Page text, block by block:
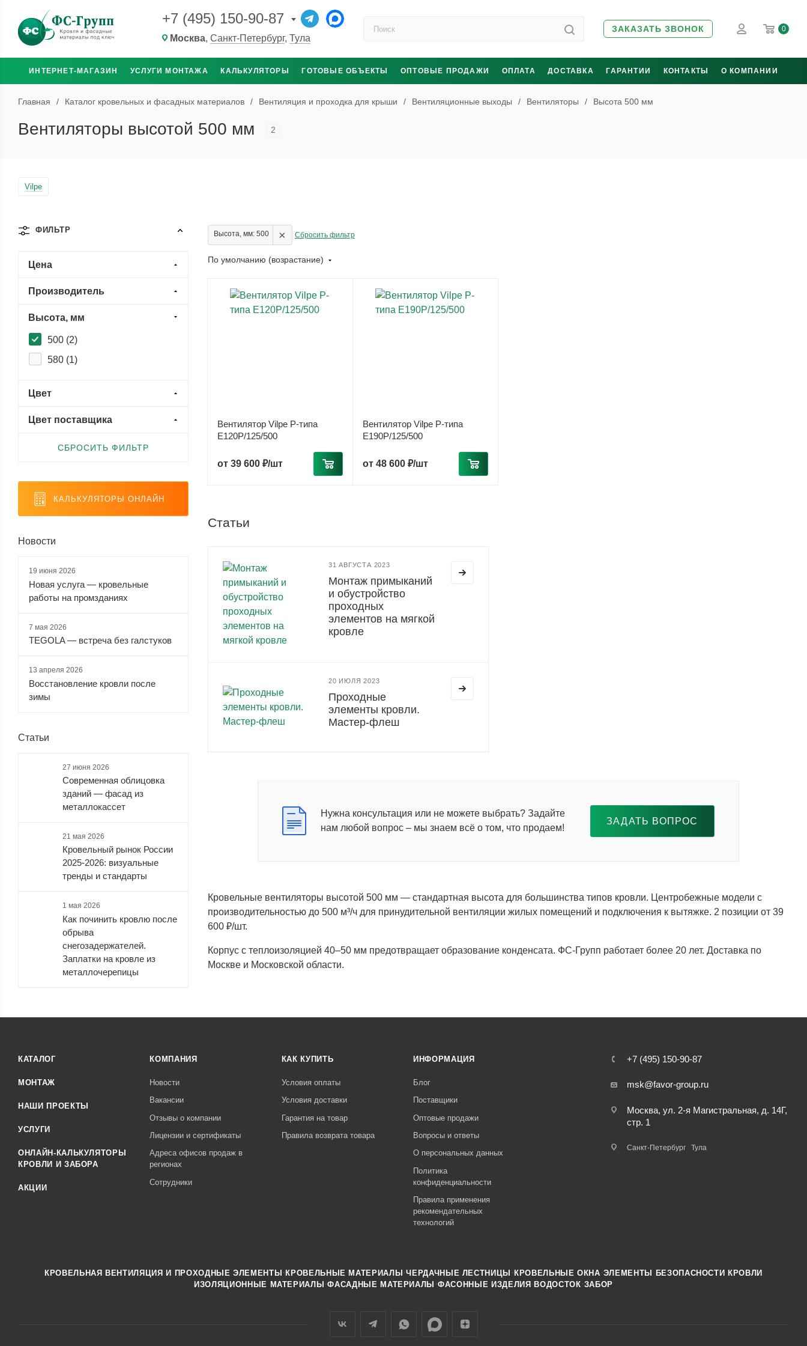
+7 (495) 150-90-87
Москва, Санкт-Петербург, Тула
ЗАКАЗАТЬ ЗВОНОК 0
ИНТЕРНЕТ-МАГАЗИН УСЛУГИ МОНТАЖА КАЛЬКУЛЯТОРЫ ГОТОВЫЕ ОБЪЕКТЫ ОПТОВЫЕ ПРОДАЖИ ОПЛАТА ДОСТАВКА ГАРАНТИИ КОНТАКТЫ О КОМПАНИИ
Главная / Каталог кровельных и фасадных материалов / Вентиляция и проходка для крыши / Вентиляционные выходы / Вентиляторы / Высота 500 мм
Вентиляторы высотой 500 мм 2
Vilpe
Высота, мм: 500 × Сбросить фильтр
По умолчанию (возрастание)
Вентилятор Vilpe P-типа
Е120P/125/500
от 39 600 ₽/шт
Вентилятор Vilpe P-типа
E190Р/125/500
от 48 600 ₽/шт
Статьи
31 АВГУСТА 2023
Монтаж примыканий
и обустройство
проходных
элементов на мягкой
кровле
20 ИЮЛЯ 2023
Проходные
элементы кровли.
Мастер-флеш
Нужна консультация или не можете выбрать? Задайте
нам любой вопрос – мы знаем всё о том, что продаем!
ЗАДАТЬ ВОПРОС
Кровельные вентиляторы высотой 500 мм — стандартная высота для большинства типов кровли. Центробежные модели с
производительностью до 500 м³/ч для принудительной вентиляции жилых помещений и подключения к вытяжке. 2 позиции от 39
600 ₽/шт.
Корпус с теплоизоляцией 40–50 мм предотвращает образование конденсата. ФС-Групп работает более 20 лет. Доставка по
Москве и Московской области.
ФИЛЬТР
Цена
Производитель
Высота, мм
500 (2)
580 (1)
Цвет
Цвет поставщика
СБРОСИТЬ ФИЛЬТР
КАЛЬКУЛЯТОРЫ ОНЛАЙН
Новости
19 июня 2026
Новая услуга — кровельные
работы на промзданиях
7 мая 2026
TEGOLA — встреча без галстуков
13 апреля 2026
Восстановление кровли после
зимы
Статьи
27 июня 2026
Современная облицовка
зданий — фасад из
металлокассет
21 мая 2026
Кровельный рынок России
2025-2026: визуальные
тренды и стандарты
1 мая 2026
Как починить кровлю после
обрыва
снегозадержателей.
Заплатки на кровле из
металлочерепицы
КАТАЛОГ
МОНТАЖ
НАШИ ПРОЕКТЫ
УСЛУГИ
ОНЛАЙН-КАЛЬКУЛЯТОРЫ
КРОВЛИ И ЗАБОРА
АКЦИИ
КОМПАНИЯ
Новости
Вакансии
Отзывы о компании
Лицензии и сертификаты
Адреса офисов продаж в
регионах
Сотрудники
КАК КУПИТЬ
Условия оплаты
Условия доставки
Гарантия на товар
Правила возврата товара
ИНФОРМАЦИЯ
Блог
Поставщики
Оптовые продажи
Вопросы и ответы
О персональных данных
Политика
конфиденциальности
Правила применения
рекомендательных
технологий
+7 (495) 150-90-87
msk@favor-group.ru
Москва, ул. 2-я Магистральная, д. 14Г,
стр. 1
Санкт-Петербург Тула
КРОВЕЛЬНАЯ ВЕНТИЛЯЦИЯ И ПРОХОДНЫЕ ЭЛЕМЕНТЫ ·КРОВЕЛЬНЫЕ МАТЕРИАЛЫ ·ЧЕРДАЧНЫЕ ЛЕСТНИЦЫ ·КРОВЕЛЬНЫЕ ОКНА ·ЭЛЕМЕНТЫ БЕЗОПАСНОСТИ КРОВЛИ
ИЗОЛЯЦИОННЫЕ МАТЕРИАЛЫ ·ФАСАДНЫЕ МАТЕРИАЛЫ ·ФАСОННЫЕ ИЗДЕЛИЯ ·ВОДОСТОК ·ЗАБОР